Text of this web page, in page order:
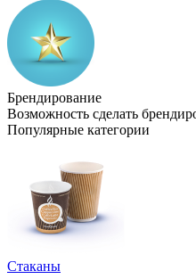
Брендирование
Возможность сделать
Популярные категории
Стаканы